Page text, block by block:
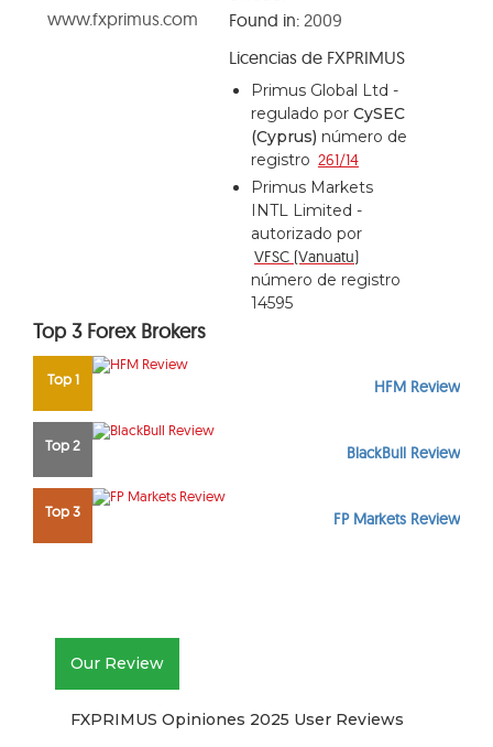
www.fxprimus.com
Found in:2009
Licencias de FXPRIMUS
Primus Global Ltd -
regulado por CySEC
(Cyprus) número de
registro 261/14
Primus Markets
INTL Limited -
autorizado por
VFSC (Vanuatu)
número de registro
14595
Top 3 Forex Brokers
Top 1 HFM Review
Top 2 BlackBull Review
Top 3 FP Markets Review
Our Review
FXPRIMUS Opiniones 2025 User Reviews